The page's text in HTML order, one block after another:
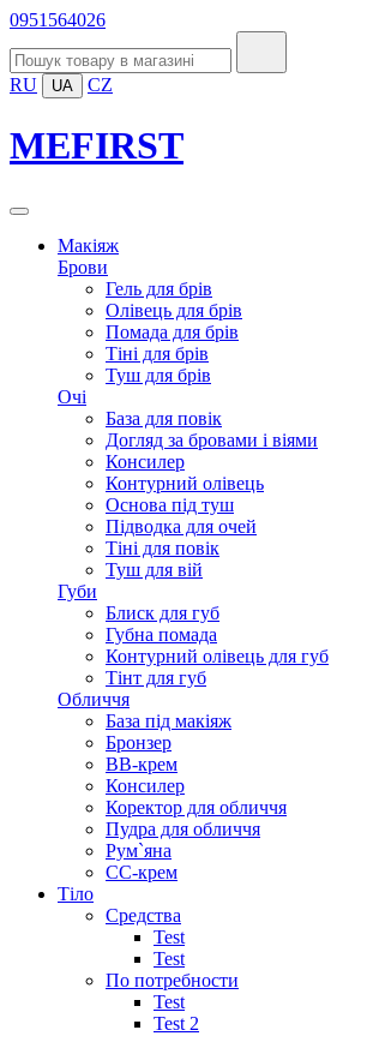
0951564026
RU UA CZ
MEFIRST
Макіяж
Брови
Гель для брів
Олівець для брів
Помада для брів
Тіні для брів
Туш для брів
Очі
База для повік
Догляд за бровами і віями
Консилер
Контурний олівець
Основа під туш
Підводка для очей
Тіні для повік
Туш для вій
Губи
Блиск для губ
Губна помада
Контурний олівець для губ
Тінт для губ
Обличчя
База під макіяж
Бронзер
ВВ-крем
Консилер
Коректор для обличчя
Пудра для обличчя
Рум`яна
СС-крем
Тіло
Средства
Test
Test
По потребности
Test
Test 2